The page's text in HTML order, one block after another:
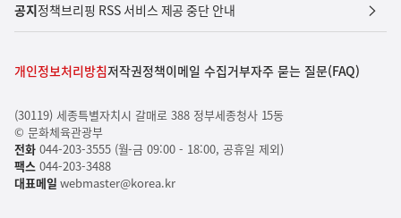
공지정책브리핑 RSS 서비스 제공 중단 안내
개인정보처리방침저작권정책이메일 수집거부자주 묻는 질문(FAQ)
(30119) 세종특별자치시 갈매로 388 정부세종청사 15동
© 문화체육관광부
전화044-203-3555 (월-금 09:00 - 18:00, 공휴일 제외)
팩스 044-203-3488
대표메일 webmaster@korea.kr